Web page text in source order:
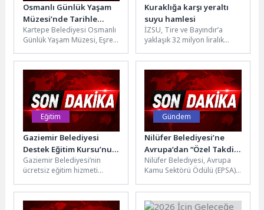
Osmanlı Günlük Yaşam
Müzesi’nde Tarihle
Buluşan Minikler
Kartepe Belediyesi Osmanlı
Günlük Yaşam Müzesi, Eşref
ağırladı. Düzenlenen gezi
programında öğrenciler,...
Kuraklığa karşı yeraltı
suyu hamlesi
İZSU, Tire ve Bayındır’a
yaklaşık 32 milyon liralık
açıyor. Ödemiş ve...
Eğitim
Gaziemir Belediyesi
Destek Eğitim Kursu’nun
kayıtları başlıyor
Gaziemir Belediyesi’nin
ücretsiz eğitim hizmeti
Kursu’nun ortaokul grubu
yeni dönem kayıtları 11...
Gündem
Nilüfer Belediyesi’ne
Avrupa’dan “Özel Takdir”
ödülü
Nilüfer Belediyesi, Avrupa
Kamu Sektörü Ödülü (EPSA)
“Özel Takdir” ödülüne layık
görüldü. Katılımcı...